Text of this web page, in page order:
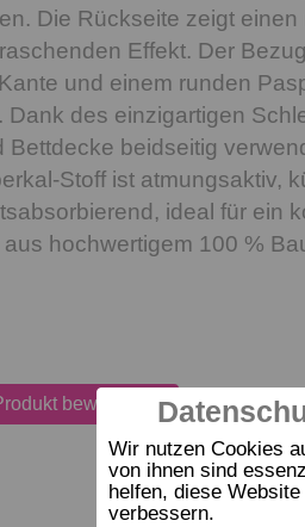
Wir nutzen Cookies
von ihnen sind
helfen, diese
verbessern.
Die Rückseite zeigt
Effekt. Der
und einem runden
Dank des einzigartigen
Bettdecke beidseitig
Stoff ist atmungsaktiv,
ideal für ein
hochwertigem 100 %
bewerten